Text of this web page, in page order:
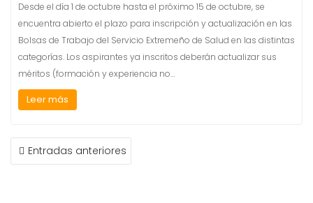
Desde el día 1 de octubre hasta el próximo 15 de octubre, se
encuentra abierto el plazo para inscripción y actualización en las
Bolsas de Trabajo del Servicio Extremeño de Salud en las distintas
categorías. Los aspirantes ya inscritos deberán actualizar sus
méritos (formación y experiencia no…
Leer más
NAVEGACIÓN
DEEntradas anteriores